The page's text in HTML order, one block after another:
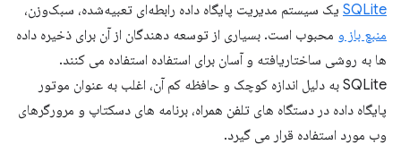
SQLite یک سیستم مدیریت پایگاه داده رابطه‌ای تعبیه‌شده، سبک‌وزن،
منبع باز و محبوب است. بسیاری از توسعه دهندگان از آن برای ذخیره داده
ها به روشی ساختاریافته و آسان برای استفاده استفاده می کنند.
SQLite به دلیل اندازه کوچک و حافظه کم آن، اغلب به عنوان موتور
پایگاه داده در دستگاه های تلفن همراه، برنامه های دسکتاپ و مرورگرهای
وب مورد استفاده قرار می گیرد.